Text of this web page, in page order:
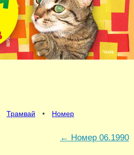
Трамвай •
Номер
← Номер 06.1990